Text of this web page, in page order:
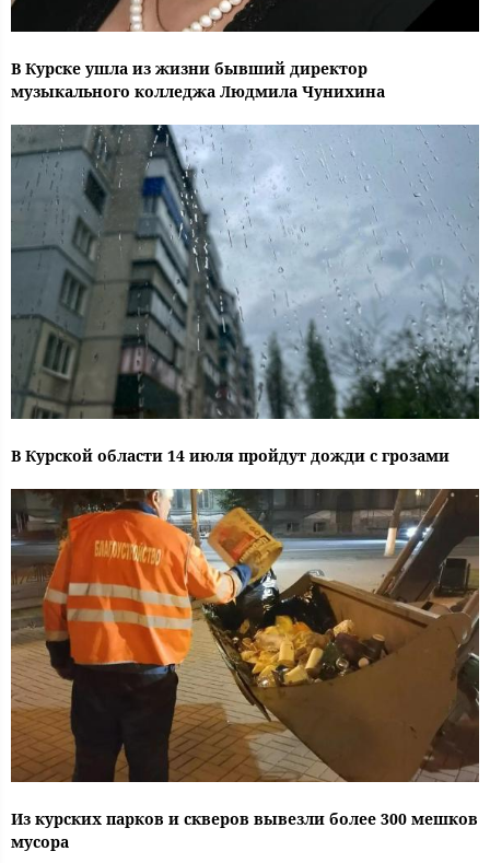
В Курске ушла из жизни бывший директор
музыкального колледжа Людмила Чунихина
В Курской области 14 июля пройдут дожди с грозами
Из курских парков и скверов вывезли более 300 мешков
мусора